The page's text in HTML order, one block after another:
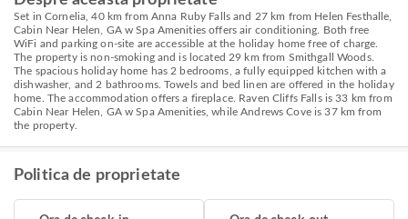
Set in Cornelia, 40 km from Anna Ruby Falls and 27 km from Helen Festhalle,
Cabin Near Helen, GA w Spa Amenities offers air conditioning. Both free
WiFi and parking on-site are accessible at the holiday home free of charge.
The property is non-smoking and is located 29 km from Smithgall Woods.
The spacious holiday home has 2 bedrooms, a fully equipped kitchen with a
dishwasher, and 2 bathrooms. Towels and bed linen are offered in the holiday
home. The accommodation offers a fireplace. Raven Cliffs Falls is 33 km from
Cabin Near Helen, GA w Spa Amenities, while Andrews Cove is 37 km from
the property.
Politica de proprietate